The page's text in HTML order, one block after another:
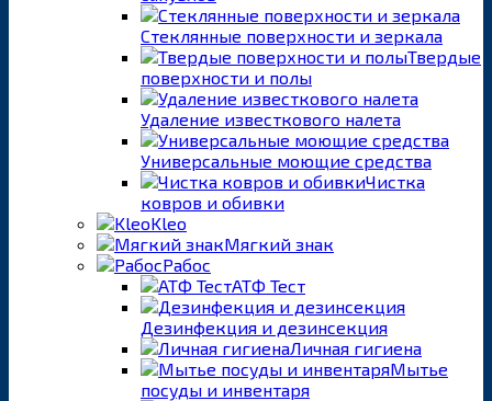
Стеклянные поверхности и зеркала
Твердые
поверхности и полы
Удаление известкового налета
Универсальные моющие средства
Чистка
ковров и обивки
Kleo
Мягкий знак
Рабос
АТФ Тест
Дезинфекция и дезинсекция
Личная гигиена
Мытье
посуды и инвентаря